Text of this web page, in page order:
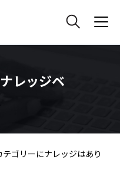
レッジベ
テゴリーにナレッジはあり